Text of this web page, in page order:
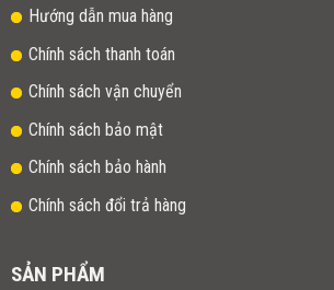
Hướng dẫn mua hàng
Chính sách thanh toán
Chính sách vận chuyển
Chính sách bảo mật
Chính sách bảo hành
Chính sách đổi trả hàng
SẢN PHẨM